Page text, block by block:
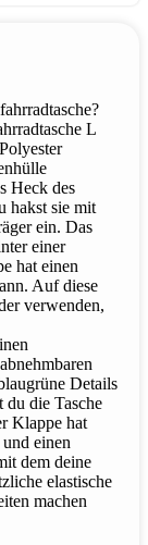
L
Heck des
hakst sie mit
ein. Das
einer
hat einen
Auf diese
verwenden,
Details
du die Tasche
Klappe hat
einen
dem deine
elastische
machen